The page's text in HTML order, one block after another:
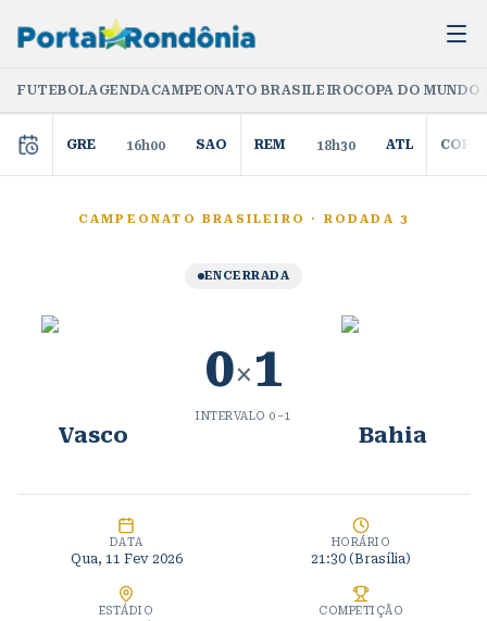
FUTEBOLAGENDACAMPEONATO BRASILEIROCOPA DO
GRE 16h00 SAO REM 18h30 ATL COR
CAMPEONATO BRASILEIRO · RODADA 3
ENCERRADA
Vasco
0×1
INTERVALO0 –1
Bahia
DATA
Qua, 11 Fev 2026
HORÁRIO
21:30 (Brasília)
ESTÁDIO COMPETIÇÃO